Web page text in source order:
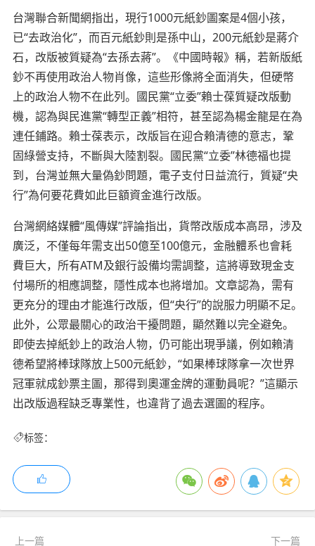
台灣聯合新聞網指出，現行1000元紙鈔圖案是4個小孩，
已“去政治化”，而百元紙鈔則是孫中山，200元紙鈔是蔣介
石，改版被質疑為“去孫去蔣”。《中國時報》稱，若新版紙
鈔不再使用政治人物肖像，這些形像將全面消失，但硬幣
上的政治人物不在此列。國民黨“立委”賴士葆質疑改版動
機，認為與民進黨“轉型正義”相符，甚至認為楊金龍是在為
連任鋪路。賴士葆表示，改版旨在迎合賴清德的意志，鞏
固綠營支持，不斷與大陸割裂。國民黨“立委”林德福也提
到，台灣並無大量偽鈔問題，電子支付日益流行，質疑“央
行”為何要花費如此巨額資金進行改版。
台灣網絡媒體“風傳媒”評論指出，貨幣改版成本高昂，涉及
廣泛，不僅每年需支出50億至100億元，金融體系也會耗
費巨大，所有ATM及銀行設備均需調整，這將導致現金支
付場所的相應調整，隱性成本也將增加。文章認為，需有
更充分的理由才能進行改版，但“央行”的說服力明顯不足。
此外，公眾最關心的政治干擾問題，顯然難以完全避免。
即使去掉紙鈔上的政治人物，仍可能出現爭議，例如賴清
德希望將棒球隊放上500元紙鈔，“如果棒球隊拿一次世界
冠軍就成鈔票主圖，那得到奧運金牌的運動員呢？”這顯示
出改版過程缺乏專業性，也違背了過去選圖的程序。
标签：
上一篇 下一篇